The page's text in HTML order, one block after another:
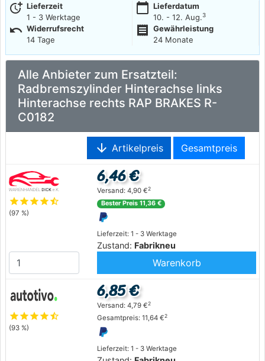
more_time Lieferzeit
1 - 3 Werktage
calendar_today Lieferdatum
10. - 12. Aug.3
undo Widerrufsrecht
14 Tage
receipt
Gewährleistung
24 Monate
Alle Anbieter zum Ersatzteil:
Radbremszylinder Hinterachse links
Hinterachse rechts RAP BRAKES R-
C0182
arrow_downward Artikelpreis Gesamtpreis
starstarstarstarstar_half
(97 %)
Lieferzeit: 1 - 3 Werktage
Zustand: Fabrikneu
6,46 €
Versand: 4,90 €2
Bester Preis 11,36 €
Warenkorb
starstarstarstarstar_half
(93 %)
Lieferzeit: 1 - 3 Werktage
6,85 €
Versand: 4,79 €2
Gesamtpreis: 11,64 €2